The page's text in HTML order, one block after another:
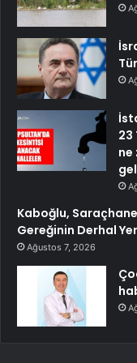
23
ne
Kaboğlu, Saraçhane
Gereğinin Derhal
Ağustos 7, 2026